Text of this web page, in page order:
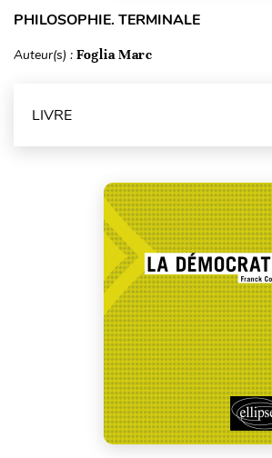
PHILOSOPHIE. TERMINALE
Auteur(s) : Foglia Marc
LIVRE